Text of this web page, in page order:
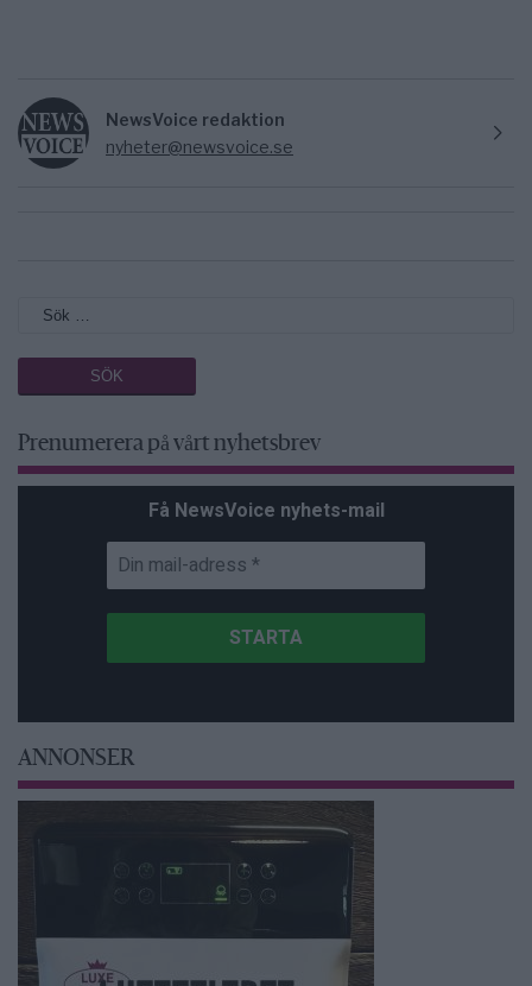
NewsVoice redaktion
nyheter@newsvoice.se
Prenumerera på vårt nyhetsbrev
Få NewsVoice nyhets-mail
ANNONSER